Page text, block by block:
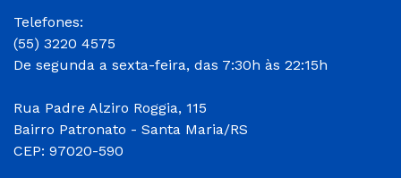
Telefones:
(55) 3220 4575
De segunda a sexta-feira, das 7:30h às 22:15h
Rua Padre Alziro Roggia, 115
Bairro Patronato - Santa Maria/RS
CEP: 97020-590